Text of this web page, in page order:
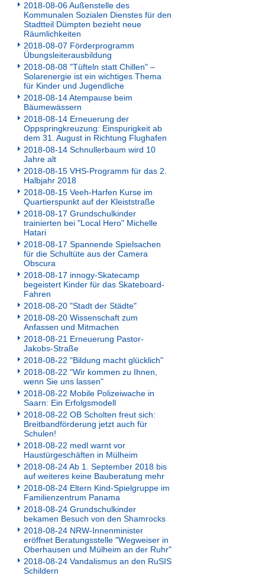
2018-08-06 Außenstelle des
Kommunalen Sozialen Dienstes für den
Stadtteil Dümpten bezieht neue
Räumlichkeiten
2018-08-07 Förderprogramm
Übungsleiterausbildung
2018-08-08 "Tüfteln statt Chillen" –
Solarenergie ist ein wichtiges Thema
für Kinder und Jugendliche
2018-08-14 Atempause beim
Bäumewässern
2018-08-14 Erneuerung der
Oppspringkreuzung: Einspurigkeit ab
dem 31. August in Richtung Flughafen
2018-08-14 Schnullerbaum wird 10
Jahre alt
2018-08-15 VHS-Programm für das 2.
Halbjahr 2018
2018-08-15 Veeh-Harfen Kurse im
Quartierspunkt auf der Kleiststraße
2018-08-17 Grundschulkinder
trainierten bei "Local Hero" Michelle
Hatari
2018-08-17 Spannende Spielsachen
für die Schultüte aus der Camera
Obscura
2018-08-17 innogy-Skatecamp
begeistert Kinder für das Skateboard-
Fahren
2018-08-20 "Stadt der Städte"
2018-08-20 Wissenschaft zum
Anfassen und Mitmachen
2018-08-21 Erneuerung Pastor-
Jakobs-Straße
2018-08-22 "Bildung macht glücklich"
2018-08-22 "Wir kommen zu Ihnen,
wenn Sie uns lassen"
2018-08-22 Mobile Polizeiwache in
Saarn: Ein Erfolgsmodell
2018-08-22 OB Scholten freut sich:
Breitbandförderung jetzt auch für
Schulen!
2018-08-22 medl warnt vor
Haustürgeschäften in Mülheim
2018-08-24 Ab 1. September 2018 bis
auf weiteres keine Bauberatung mehr
2018-08-24 Eltern Kind-Spielgruppe im
Familienzentrum Panama
2018-08-24 Grundschulkinder
bekamen Besuch von den Shamrocks
2018-08-24 NRW-Innenminister
eröffnet Beratungsstelle "Wegweiser in
Oberhausen und Mülheim an der Ruhr"
2018-08-24 Vandalismus an den RuSIS
Schildern